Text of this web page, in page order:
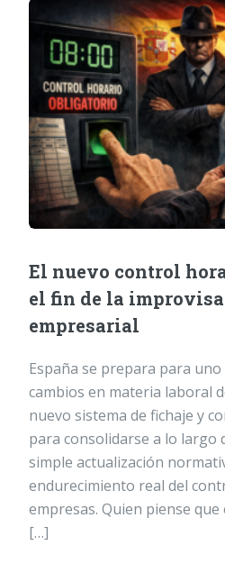
El nuevo control
el fin de la
empresarial
España se prepara para
cambios en materia laboral
nuevo sistema de fichaje y
para consolidarse a lo largo
simple actualización
endurecimiento real del
empresas. Quien piense que
[…]